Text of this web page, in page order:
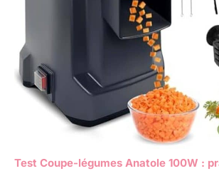
Test Coupe-légumes Anatole 100W :